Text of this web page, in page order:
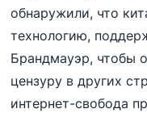
обнаружили, что
технологию,
Брандмауэр, чтобы
цензуру в других
интернет-свобода